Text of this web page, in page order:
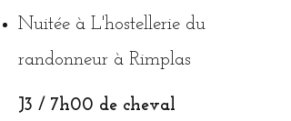
Nuitée à L'hostellerie du
randonneur à Rimplas
J3 / 7h00 de cheval